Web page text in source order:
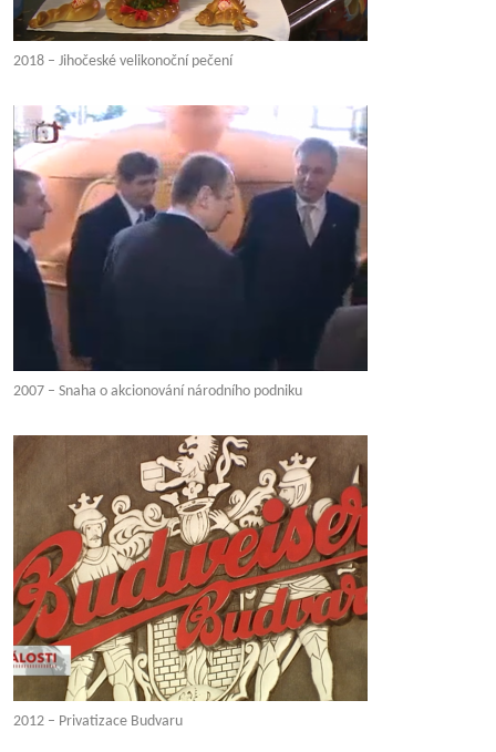
2018 – Jihočeské velikonoční pečení
2007 – Snaha o akcionování národního podniku
2012 – Privatizace Budvaru